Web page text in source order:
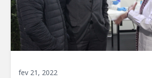
fev 21, 2022